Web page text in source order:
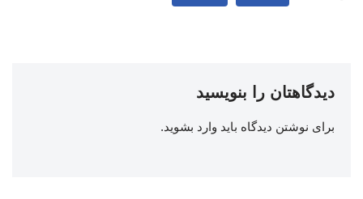
دیدگاهتان را بنویسید
برای نوشتن دیدگاه باید وارد بشوید.